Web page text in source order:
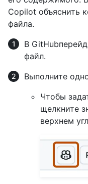
Copilot объяснить
файла.
В
файл.
Выполните
Чтобы
щелкните
верхнем